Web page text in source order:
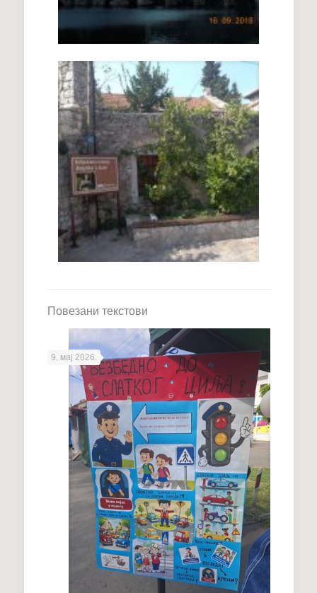
Повезани текстови
9. мај 2026.